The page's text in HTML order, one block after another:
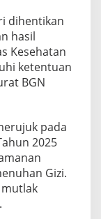
dihentikan
hasil
Kesehatan
ketentuan
BGN
pada
2025
Gizi.